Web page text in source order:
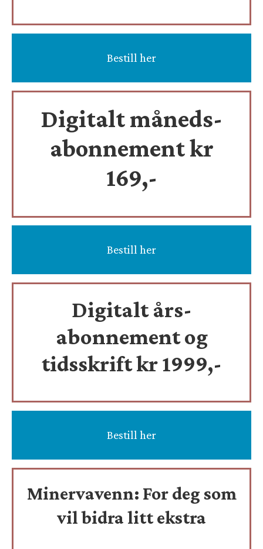
Bestill her
Digitalt måneds-
abonnement kr
169,-
Bestill her
Digitalt års-
abonnement og
tidsskriftkr 1999,-
Bestill her
Minervavenn: For deg som
vil bidra litt ekstra